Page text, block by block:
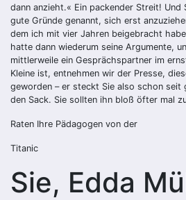
dann anzieht.« Ein packender Streit! Und
gute Gründe genannt, sich erst
dem ich mit vier Jahren beigebracht
hatte dann wiederum seine Argumente,
mittlerweile ein Gesprächspartner im
Kleine ist, entnehmen wir der Presse,
geworden – er steckt Sie also schon seit
den Sack. Sie sollten ihn bloß öfter mal
Raten Ihre Pädagogen von der
Titanic
Sie, Edda